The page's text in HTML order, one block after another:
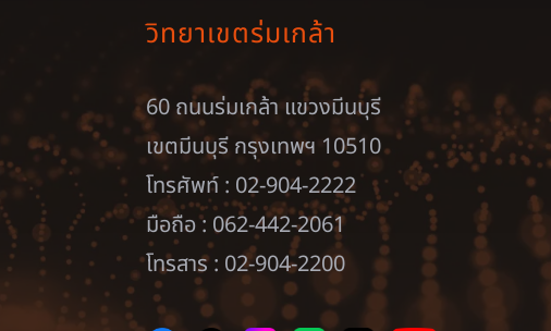
วิทยาเขตร่มเกล้า
60 ถนนร่มเกล้า แขวงมีนบุรี
เขตมีนบุรี กรุงเทพฯ 10510
โทรศัพท์ : 02-904-2222
มือถือ : 062-442-2061
โทรสาร : 02-904-2200